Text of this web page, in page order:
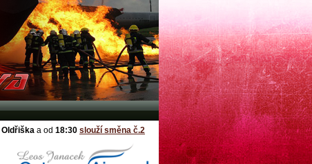
Oldřiška a od 18:30 slouží směna č.2